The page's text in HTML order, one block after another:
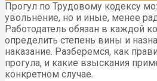
Прогул по Трудовому кодексу
увольнение, но и иные, менее
Работодатель обязан в каждой
определить степень вины и
наказание. Разберемся, как
прогула, и какие взыскания
конкретном случае.